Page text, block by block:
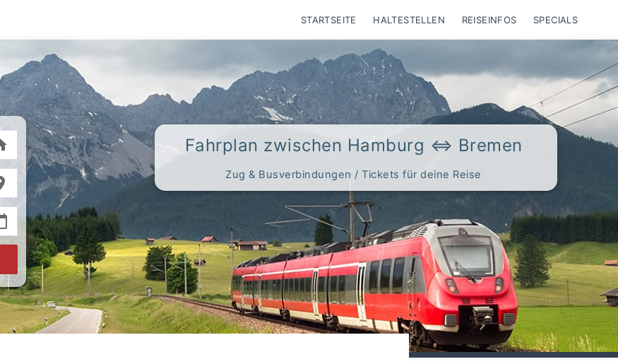
STARTSEITE HALTESTELLEN REISEINFOS SPECIALS
Fahrplan zwischen Hamburg ⇔ Bremen
Zug & Busverbindungen / Tickets für deine Reise